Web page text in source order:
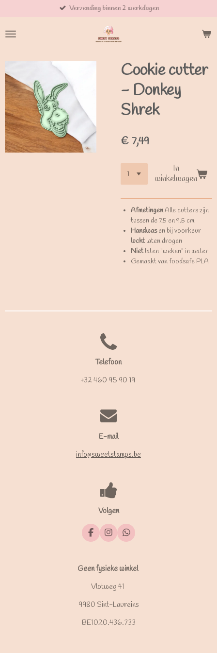
naar
de
Verzending binnen 2 werkdagen
Cookie cutter
- Donkey
Shrek
€ 7,49
In
winkelwagen
AfmetingenAlle cutters zijn
tussen de 7.5 en 9.5 cm
Handwasen bij voorkeur
lucht laten drogen
Niet laten "weken" in water
Gemaakt van foodsafe PLA
Telefoon
+32 460 95 90 19
E-mail
info@sweetstamps.be
Volgen
F
a
b
o
k
I
n
a
a
W
h
s
Geen fysieke winkel
Vlotweg 41
9980 Sint-Laureins
BE1020.436.733